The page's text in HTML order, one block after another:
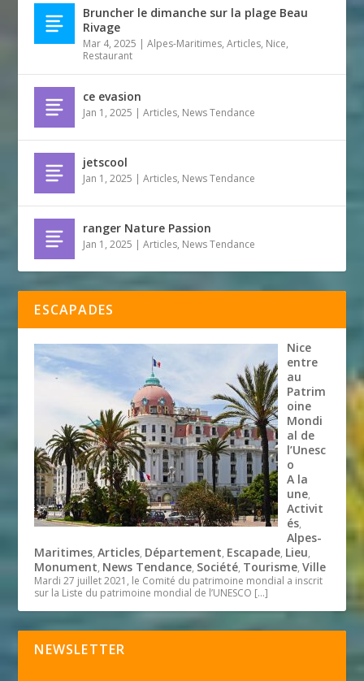
Bruncher le dimanche sur la plage Beau
Rivage
Mar 4, 2025 |Alpes-Maritimes,Articles, Nice,
Restaurant
ce evasion
Jan 1, 2025 |Articles, News Tendance
jetscool
Jan 1, 2025 |Articles, News Tendance
ranger Nature Passion
Jan 1, 2025 |Articles, News Tendance
ESCAPADES
Nice
entre
au
Patrim
oine
Mondi
al de
l’Unesc
o
A la
une,
Activit
és,
Alpes-
Maritimes,Articles, Département, Escapade, Lieu,
Monument, News Tendance, Société, Tourisme,Ville
Mardi 27 juillet 2021, le Comité du patrimoine mondial a inscrit
sur la Liste du patrimoine mondial de l’UNESCO […]
NEWSLETTER